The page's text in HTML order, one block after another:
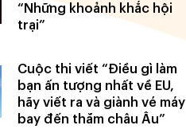
“Những khoảnh khắc hội
trại”
Cuộc thi viết “Điều gì làm
bạn ấn tượng nhất về EU,
hãy viết ra và giành vé máy
bay đến thăm châu Âu”